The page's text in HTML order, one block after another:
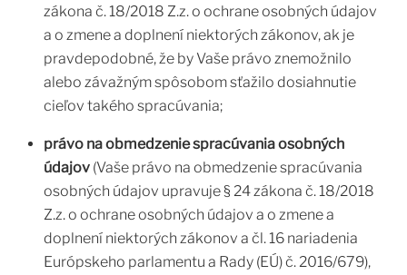
zákona č. 18/2018 Z.z. o ochrane osobných údajov
a o zmene a doplnení niektorých zákonov, ak je
pravdepodobné, že by Vaše právo znemožnilo
alebo závažným spôsobom sťažilo dosiahnutie
cieľov takého spracúvania;
právo na obmedzenie spracúvania osobných
údajov (Vaše právo na obmedzenie spracúvania
osobných údajov upravuje § 24 zákona č. 18/2018
Z.z. o ochrane osobných údajov a o zmene a
doplnení niektorých zákonov a čl. 16 nariadenia
Európskeho parlamentu a Rady (EÚ) č. 2016/679),